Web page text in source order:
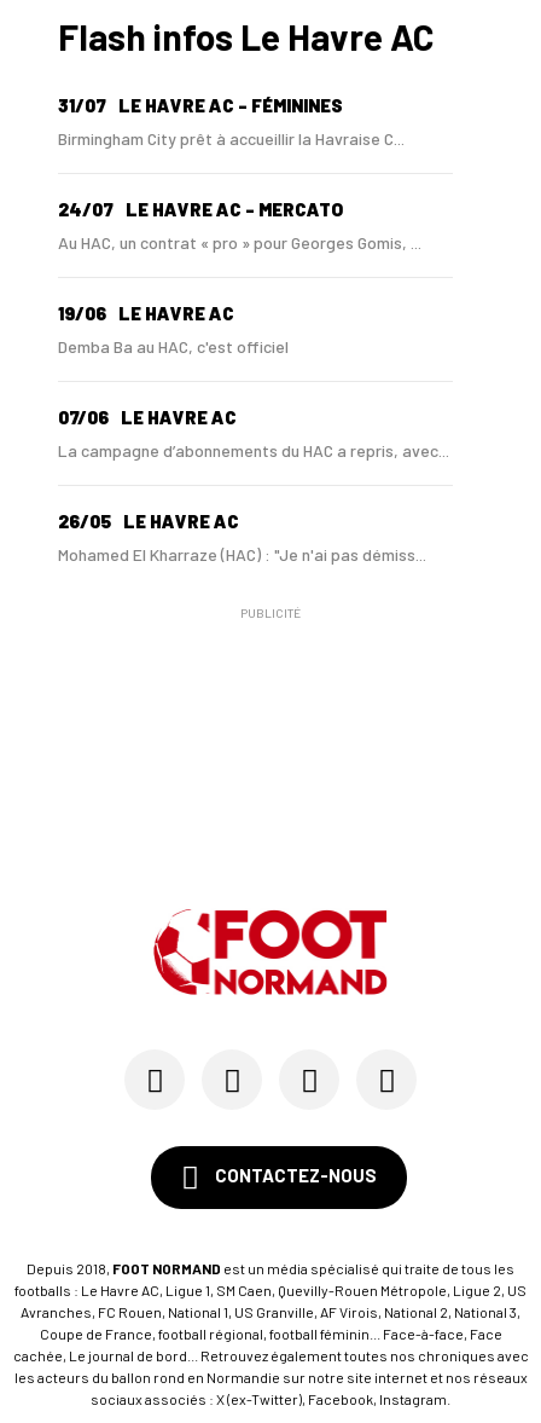
Flash infos Le Havre AC
31/07 LE HAVRE AC - FÉMININES
Birmingham City prêt à accueillir la Havraise C...
24/07 LE HAVRE AC - MERCATO
Au HAC, un contrat « pro » pour Georges Gomis, ...
19/06 LE HAVRE AC
Demba Ba au HAC, c'est officiel
07/06 LE HAVRE AC
La campagne d’abonnements du HAC a repris, avec...
26/05 LE HAVRE AC
Mohamed El Kharraze (HAC) : "Je n'ai pas démiss...
LE HAVRE AC
Emmy Lefèvre et Thomas Rousseau, les « Bézots »...
Après Marseille, les trois scénarios qui mainti...
PUBLICITÉ
CONTACTEZ-NOUS
Depuis 2018, FOOT NORMAND est un média spécialisé qui traite de tous les
footballs : Le Havre AC, Ligue 1, SM Caen, Quevilly-Rouen Métropole, Ligue 2, US
Avranches, FC Rouen, National 1, US Granville, AF Virois, National 2, National 3,
Coupe de France, football régional, football féminin... Face-à-face, Face
cachée, Le journal de bord... Retrouvez également toutes nos chroniques avec
les acteurs du ballon rond en Normandie sur notre site internet et nos réseaux
sociaux associés : X (ex-Twitter), Facebook, Instagram.